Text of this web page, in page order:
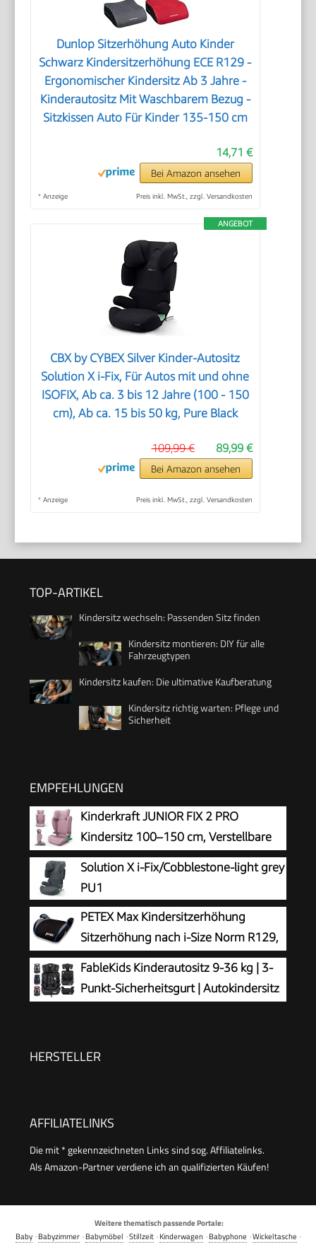
Dunlop Sitzerhöhung Auto Kinder
Schwarz Kindersitzerhöhung ECE R129 -
Ergonomischer Kindersitz Ab 3 Jahre -
Kinderautositz Mit Waschbarem Bezug -
Sitzkissen Auto Für Kinder 135-150 cm
14,71 €
Bei Amazon ansehen
* Anzeige Preis inkl. MwSt., zzgl. Versandkosten
ANGEBOT
CBX by CYBEX Silver Kinder-Autositz
Solution X i-Fix, Für Autos mit und ohne
ISOFIX, Ab ca. 3 bis 12 Jahre (100 - 150
cm), Ab ca. 15 bis 50 kg, Pure Black
89,99 €
109,99 €
Bei Amazon ansehen
* Anzeige Preis inkl. MwSt., zzgl. Versandkosten
TOP-ARTIKEL
Kindersitz wechseln: Passenden Sitz finden
Kindersitz montieren: DIY für alle
Fahrzeugtypen
Kindersitz kaufen: Die ultimative Kaufberatung
Kindersitz richtig warten: Pflege und
Sicherheit
EMPFEHLUNGEN
Kinderkraft JUNIOR FIX 2 PRO
Kindersitz 100–150 cm, Verstellbare
Kopfstütze, H-GUARD, SPS, ISOFIX und
Gurtmontage, Atmungsaktiver AIR FLOW Bezug,
Einfaches Anschnallen, Rosa
Solution X i-Fix/Cobblestone-light grey
PU1
PETEX Max Kindersitzerhöhung
Sitzerhöhung nach i-Size Norm R129,
Kindersitz/Autositz für Kinder, grau, 1
Stück
FableKids Kinderautositz 9-36 kg | 3-
Punkt-Sicherheitsgurt | Autokindersitz
R129/03 | Verstellbar | Schwarz
HERSTELLER
AFFILIATELINKS
Die mit * gekennzeichneten Links sind sog. Affiliatelinks.
Als Amazon-Partner verdiene ich an qualifizierten Käufen!
Weitere thematisch passende Portale:
Baby·Babyzimmer·Babymöbel ·Stillzeit·Kinderwagen·Babyphone ·Wickeltasche ·